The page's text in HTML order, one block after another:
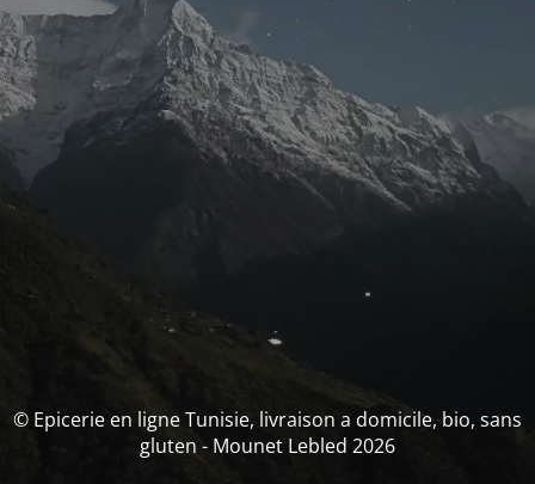
© Epicerie en ligne Tunisie, livraison a domicile, bio, sans
gluten - Mounet Lebled 2026